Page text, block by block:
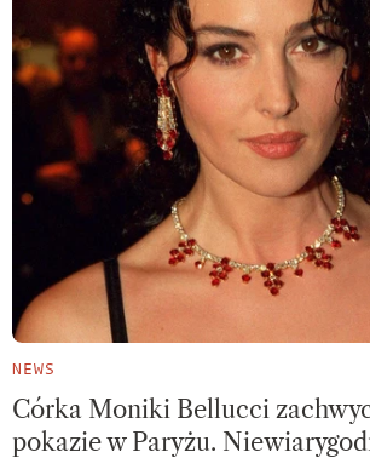
NEWS
Córka Moniki Bellucci
pokazie w Paryżu.